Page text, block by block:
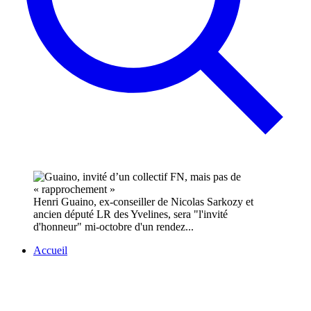
Henri Guaino, ex-conseiller de Nicolas Sarkozy et
ancien député LR des Yvelines, sera "l'invité
d'honneur" mi-octobre d'un rendez...
Accueil